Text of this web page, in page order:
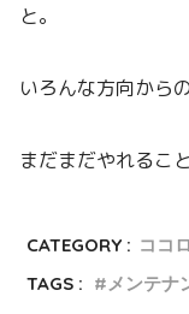
と。
いろんな方向から
まだまだやれるこ
CATEGORY : ココ
TAGS :
メンテナ